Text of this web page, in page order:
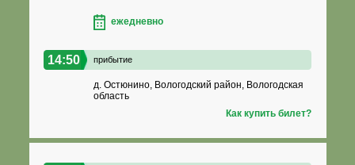
ежедневно
14:50 прибытие
д. Остюнино, Вологодский район, Вологодская
область
Как купить билет?